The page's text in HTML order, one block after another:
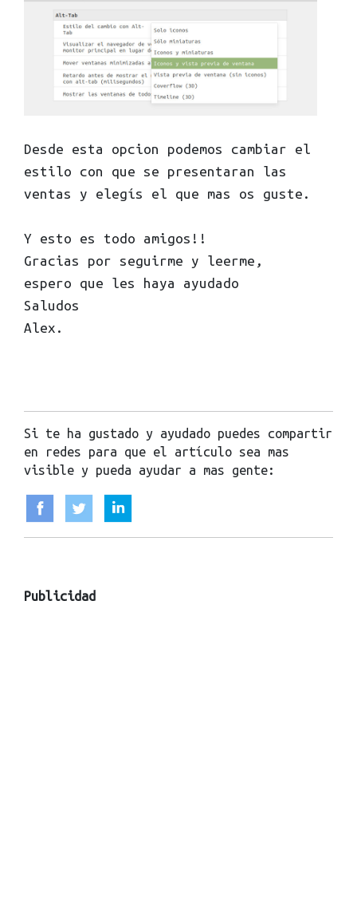
Desde esta opcion podemos cambiar el
estilo con que se presentaran las
ventas y elegís el que mas os guste.
Y esto es todo amigos!!
Gracias por seguirme y leerme,
espero que les haya ayudado
Saludos
Alex.
Si te ha gustado y ayudado puedes compartir
en redes para que el artículo sea mas
visible y pueda ayudar a mas gente:
Publicidad